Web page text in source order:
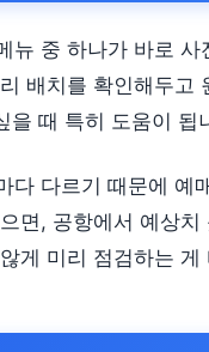
뉴 중 하나가 바로
배치를 확인해두
을 때 특히 도움이 됩
다 다르기 때문에
면, 공항에서 예상
게 미리 점검하는 게